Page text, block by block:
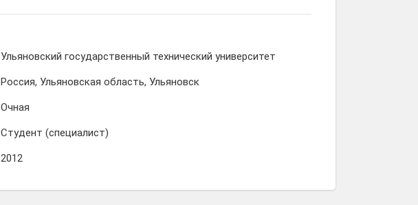
Ульяновский государственный технический университет
Россия, Ульяновская область, Ульяновск
Очная
Студент (специалист)
2012